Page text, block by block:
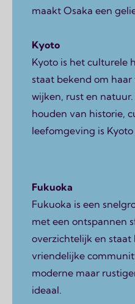
maakt Osaka een
Kyoto
Kyoto is het culturele
staat bekend om
wijken, rust en
houden van historie,
leefomgeving is
Fukuoka
Fukuoka is een
met een ontspannen
overzichtelijk en staat
vriendelijke
moderne maar
ideaal.